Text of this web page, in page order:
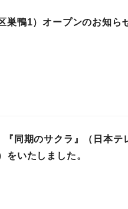
巣鴨1）オープンのお知ら
同期のサクラ』（日本テ
をいたしました。